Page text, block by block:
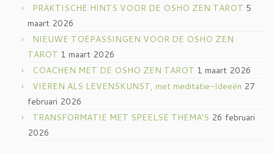
PRAKTISCHE HINTS VOOR DE OSHO ZEN TAROT 5
maart 2026
NIEUWE TOEPASSINGEN VOOR DE OSHO ZEN
TAROT 1 maart 2026
COACHEN MET DE OSHO ZEN TAROT 1 maart 2026
VIEREN ALS LEVENSKUNST, met meditatie-Ideeën 27
februari 2026
TRANSFORMATIE MET SPEELSE THEMA’S 26 februari
2026